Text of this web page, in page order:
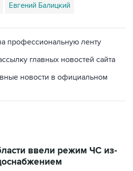
Евгений Балицкий
профессиональную ленту
главных новостей сайта
новости в официальном
ввели режим ЧС из-